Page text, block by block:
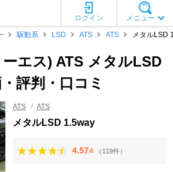
メニュー
ログイン
駆動系 LSD ATS ATS メタルLSD
エス) ATS メタルLSD
評判・口コミ
ATS ATS
メタルLSD 1.5way
4.57点 （119件）